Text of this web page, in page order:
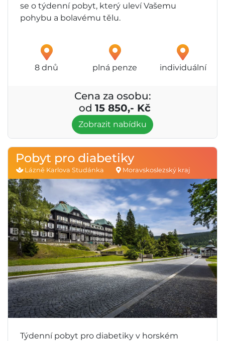
se o týdenní pobyt, který uleví Vašemu
pohybu a bolavému tělu.
8 dnů plná penze individuální
Cena za osobu:
od 15 850,- Kč
Zobrazit nabídku
Pobyt pro diabetiky
Lázně Karlova Studánka Moravskoslezský kraj
Týdenní pobyt pro diabetiky v horském